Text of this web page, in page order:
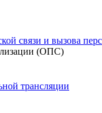
связи и вызова
(ОПС)
трансляции